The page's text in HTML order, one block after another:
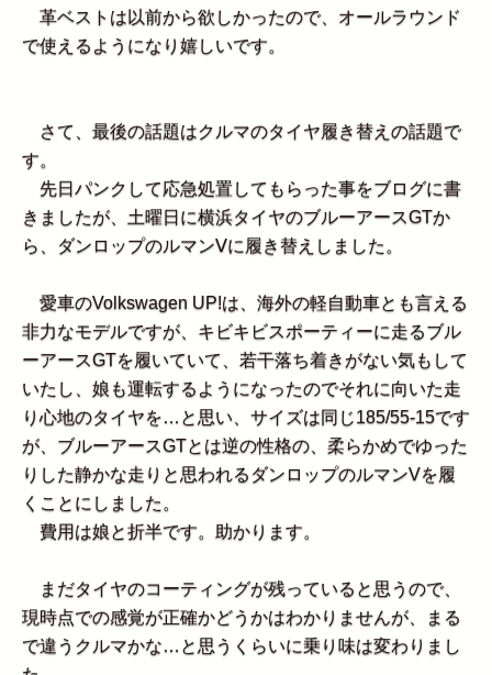
革ベストは以前から欲しかったので、オールラウンド
で使えるようになり嬉しいです。
さて、最後の話題はクルマのタイヤ履き替えの話題で
す。
先日パンクして応急処置してもらった事をブログに書
きましたが、土曜日に横浜タイヤのブルーアースGTか
ら、ダンロップのルマンⅤに履き替えしました。
愛車のVolkswagen UP!は、海外の軽自動車とも言える
非力なモデルですが、キビキビスポーティーに走るブル
ーアースGTを履いていて、若干落ち着きがない気もして
いたし、娘も運転するようになったのでそれに向いた走
り心地のタイヤを…と思い、サイズは同じ185/55-15です
が、ブルーアースGTとは逆の性格の、柔らかめでゆった
りした静かな走りと思われるダンロップのルマンVを履
くことにしました。
費用は娘と折半です。助かります。
まだタイヤのコーティングが残っていると思うので、
現時点での感覚が正確かどうかはわかりませんが、まる
で違うクルマかな…と思うくらいに乗り味は変わりまし